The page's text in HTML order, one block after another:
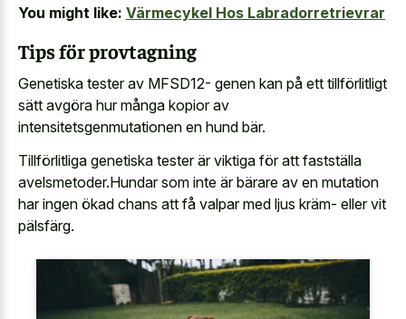
You might like: Värmecykel Hos Labradorretrievrar
Tips för provtagning
Genetiska tester av MFSD12- genen kan på ett tillförlitligt
sätt avgöra hur många kopior av
intensitetsgenmutationen en hund bär.
Tillförlitliga genetiska tester är viktiga för att fastställa
avelsmetoder.Hundar som inte är bärare av en mutation
har ingen ökad chans att få valpar med ljus kräm- eller vit
pälsfärg.